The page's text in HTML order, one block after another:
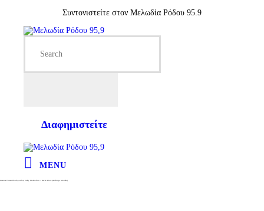
Συντονιστείτε στον Μελωδία Ρόδου 95.9
Διαφημιστείτε
MENU
Giannis Christodoulopoulos, Vicky Mosholiou – Never Alone (Anthropi Monahi)